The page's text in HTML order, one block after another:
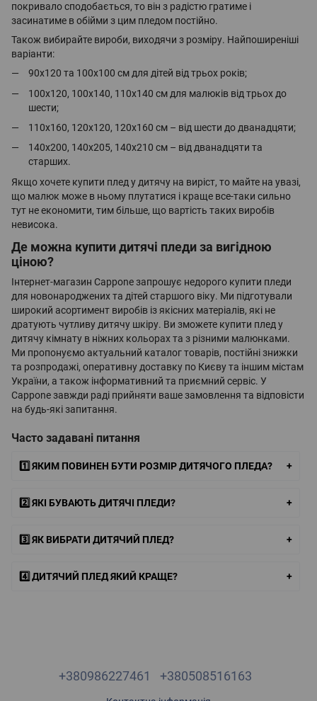
покривало сподобається, то він з радістю гратиме і
засинатиме в обійми з цим пледом постійно.
Також вибирайте вироби, виходячи з розміру. Найпоширеніші
варіанти:
90х120 та 100х100 см для дітей від трьох років;
100х120, 100х140, 110х140 см для малюків від трьох до
шести;
110х160, 120х120, 120х160 см – від шести до дванадцяти;
140х200, 140х205, 140х210 см – від дванадцяти та
старших.
Якщо хочете купити плед у дитячу на виріст, то майте на увазі,
що малюк може в ньому плутатися і краще все-таки сильно
тут не економити, тим більше, що вартість таких виробів
невисока.
Де можна купити дитячі пледи за вигідною
ціною?
Інтернет-магазин Cappone запрошує недорого купити пледи
для новонароджених та дітей старшого віку. Ми підготували
широкий асортимент виробів із якісних матеріалів, які не
дратують чутливу дитячу шкіру. Ви зможете купити плед у
дитячу кімнату в ніжних кольорах та з різними малюнками.
Ми пропонуємо актуальний каталог товарів, постійні знижки
та розпродажі, оперативну доставку по Києву та іншим містам
України, а також інформативний та приємний сервіс. У
Cappone завжди раді прийняти ваше замовлення та відповісти
на будь-які запитання.
Часто задавані питання
1️⃣ ЯКИМ ПОВИНЕН БУТИ РОЗМІР ДИТЯЧОГО ПЛЕДА?
2️⃣ ЯКІ БУВАЮТЬ ДИТЯЧІ ПЛЕДИ?
3️⃣ ЯК ВИБРАТИ ДИТЯЧИЙ ПЛЕД?
4️⃣ ДИТЯЧИЙ ПЛЕД ЯКИЙ КРАЩЕ?
+380986227461 +380508516163